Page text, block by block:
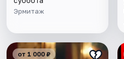
Эрмитаж
от 1 000 ₽